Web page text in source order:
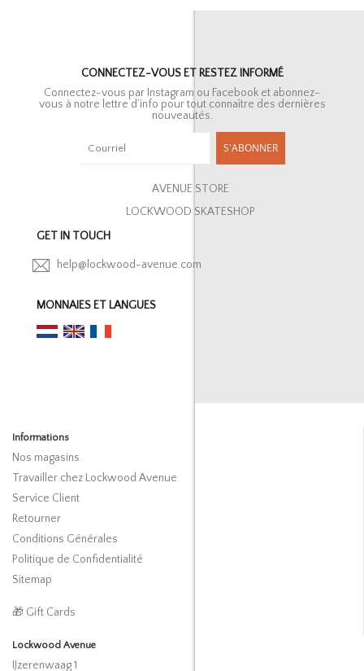
CONNECTEZ-VOUS ET RESTEZ INFORMÉ
Connectez-vous par Instagram ou Facebook et abonnez-
vous à notre lettre d’info pour tout connaître des dernières
nouveautés.
S'ABONNER
AVENUE STORE
LOCKWOOD SKATESHOP
GET IN TOUCH
help@lockwood-avenue.com
MONNAIES ET LANGUES
Informations
Nos magasins
Travailler chez Lockwood Avenue
Service Client
Retourner
Conditions Générales
Politique de Confidentialité
Sitemap
🎁 Gift Cards
Lockwood Avenue
IJzerenwaag 1